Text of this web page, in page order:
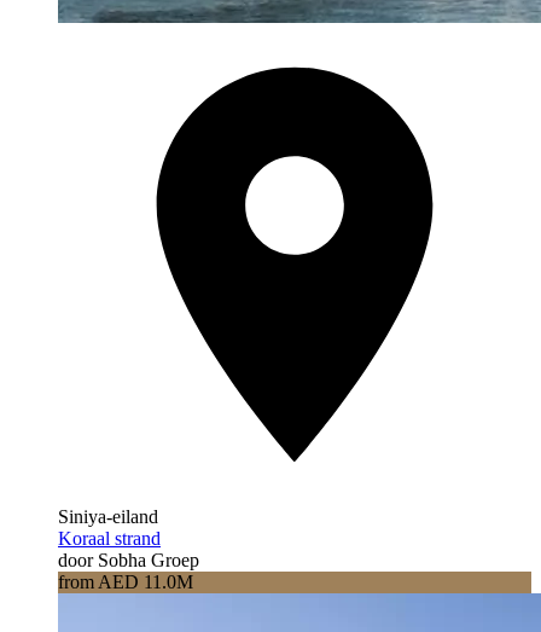
Siniya-eiland
Koraal strand
door Sobha Groep
from AED 11.0M